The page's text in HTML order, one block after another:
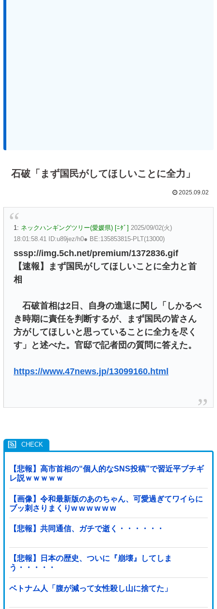
石破「まず国民がしてほしいことに全力」
2025.09.02
1: ネックハンギングツリー(愛媛県) [ﾆﾀﾞ] 2025/09/02(火)
18:01:58.41 ID:u89jez/h0● BE:135853815-PLT(13000)
sssp://img.5ch.net/premium/1372836.gif
【速報】まず国民がしてほしいことに全力と首
相
石破首相は2日、自身の進退に関し「しかるべ
き時期に責任を判断するが、まず国民の皆さん
方がしてほしいと思っていることに全力を尽く
す」と述べた。官邸で記者団の質問に答えた。
https://www.47news.jp/13099160.html
【悲報】高市首相の“個人的なSNS投稿”で習近平ブチギ
レ説ｗｗｗｗｗ
【画像】令和最新版のあのちゃん、可愛過ぎてワイらに
ブッ刺さりまくりw w w w w w
【悲報】共同通信、ガチで逝く・・・・・・
【悲報】日本の歴史、ついに『崩壊』してしま
う・・・・・
ベトナム人「腹が減って女性殺し山に捨てた」